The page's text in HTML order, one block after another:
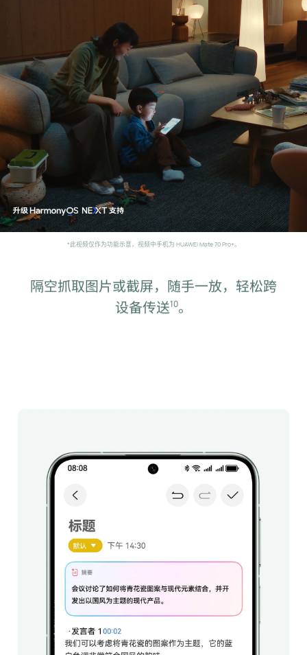
重播
*此视频仅作为功能示意，视频中手机为 HUAWEI Mate 70 Pro+。
隔空抓取图片或截屏，随手一放，轻松跨
设备传送⁠10。